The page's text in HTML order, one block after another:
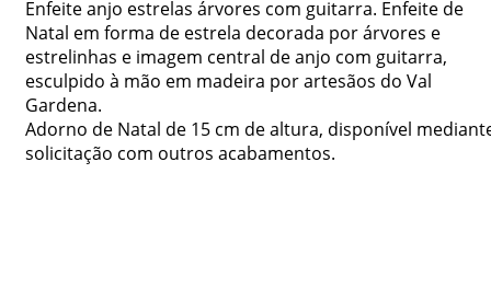
Enfeite anjo estrelas árvores com guitarra. Enfeite de
Natal em forma de estrela decorada por árvores e
estrelinhas e imagem central de anjo com guitarra,
esculpido à mão em madeira por artesãos do Val
Gardena.
Adorno de Natal de 15 cm de altura, disponível
solicitação com outros acabamentos.